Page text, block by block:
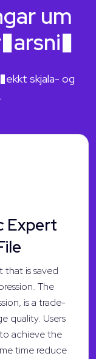
um
skjala- og
Expert
that is saved
The
is a trade-
quality. Users
achieve the
time reduce